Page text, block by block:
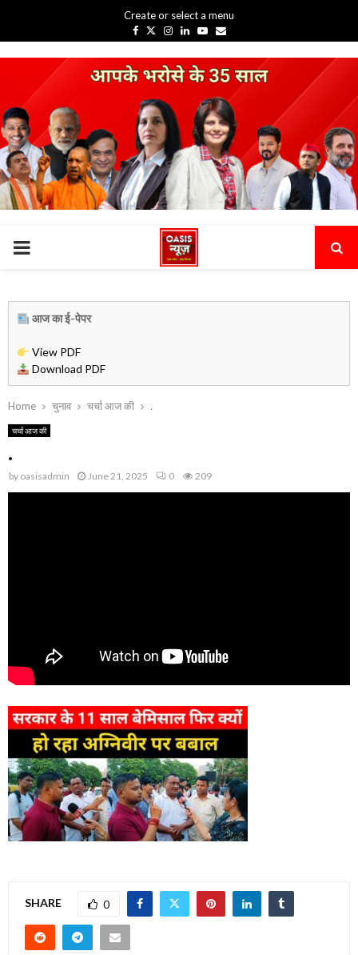
Create or select a menu
Facebook
TwitterInstagram
Linkedin
Youtube
Email
PRIMARY
Home चुनाव चर्चा आज की .
चर्चा आज की
.
by oasisadmin June 21, 2025 0 209
SHARE 0
आज का ई-पेपर
View PDF
Download PDF